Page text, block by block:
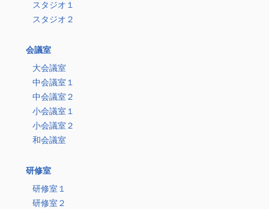
スタジオ１
スタジオ２
会議室
大会議室
中会議室１
中会議室２
小会議室１
小会議室２
和会議室
研修室
研修室１
研修室２